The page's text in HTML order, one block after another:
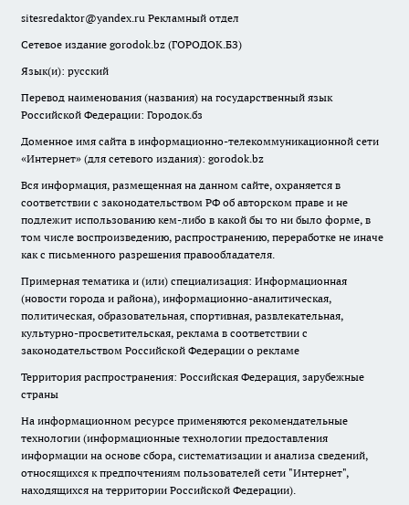
sitesredaktor@yandex.ru Рекламный отдел
Сетевое издание gorodok.bz (ГОРОДОК.БЗ)
Язык(и): русский
Перевод наименования (названия) на государственный язык
Российской Федерации: Городок.бз
Доменное имя сайта в информационно-телекоммуникационной сети
«Интернет» (для сетевого издания): gorodok.bz
Вся информация, размещенная на данном сайте, охраняется в
соответствии с законодательством РФ об авторском праве и не
подлежит использованию кем-либо в какой бы то ни было форме, в
том числе воспроизведению, распространению, переработке не иначе
как с письменного разрешения правообладателя.
Примерная тематика и (или) специализация: Информационная
(новости города и района), информационно-аналитическая,
политическая, образовательная, спортивная, развлекательная,
культурно-просветительская, реклама в соответствии с
законодательством Российской Федерации о рекламе
Территория распространения: Российская Федерация, зарубежные
страны
На информационном ресурсе применяются рекомендательные
технологии (информационные технологии предоставления
информации на основе сбора, систематизации и анализа сведений,
относящихся к предпочтениям пользователей сети "Интернет",
находящихся на территории Российской Федерации).